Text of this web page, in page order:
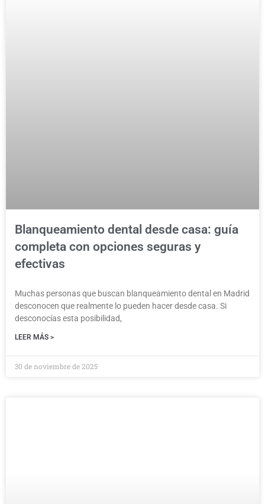
Blanqueamiento dental desde casa: guía
completa con opciones seguras y
efectivas
Muchas personas que buscan blanqueamiento dental en Madrid
desconocen que realmente lo pueden hacer desde casa. Si
desconocías esta posibilidad,
LEER MÁS >
30 de noviembre de 2025